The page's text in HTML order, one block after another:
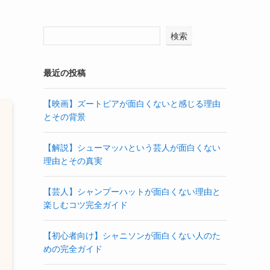
検索
最近の投稿
【映画】ズートピアが面白くないと感じる理由
とその背景
【解説】シューマッハという芸人が面白くない
理由とその真実
【芸人】シャンプーハットが面白くない理由と
楽しむコツ完全ガイド
【初心者向け】シャニソンが面白くない人のた
めの完全ガイド